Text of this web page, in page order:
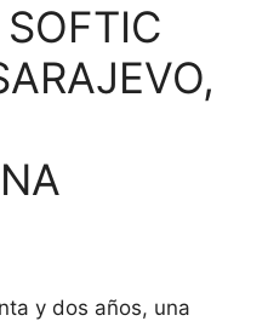
y dos años, una